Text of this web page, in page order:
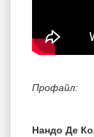
Профайл:
Нандо Де